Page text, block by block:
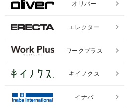
オリバー
エレクター
ワークプラス
キイノクス
イナバ